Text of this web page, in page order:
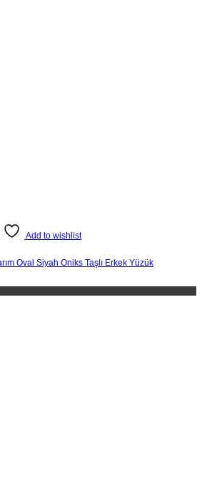
Add to wishlist
Oval Siyah Oniks Taşlı Erkek Yüzük